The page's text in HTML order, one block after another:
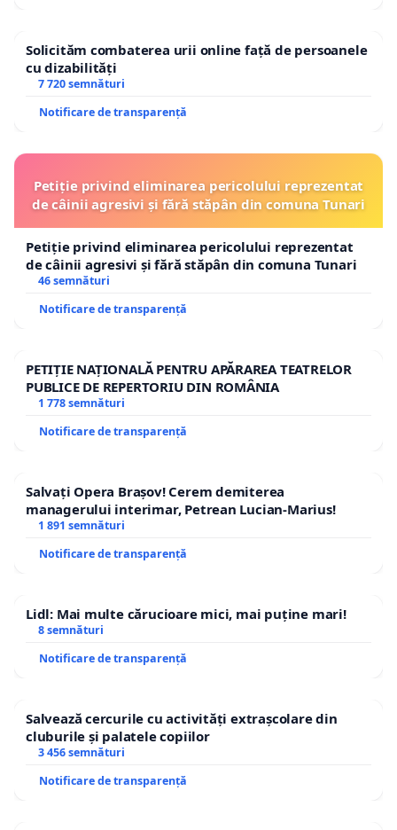
Solicităm combaterea urii online față de persoanele
cu dizabilități
7 720 semnături
Notificare de transparență
Petiție privind eliminarea pericolului reprezentat
de câinii agresivi și fără stăpân din comuna Tunari
Petiție privind eliminarea pericolului reprezentat
de câinii agresivi și fără stăpân din comuna Tunari
46 semnături
Notificare de transparență
PETIȚIE NAȚIONALĂ PENTRU APĂRAREA TEATRELOR
PUBLICE DE REPERTORIU DIN ROMÂNIA
1 778 semnături
Notificare de transparență
Salvați Opera Brașov! Cerem demiterea
managerului interimar, Petrean Lucian-Marius!
1 891 semnături
Notificare de transparență
Lidl: Mai multe cărucioare mici, mai puține mari!
8 semnături
Notificare de transparență
Salvează cercurile cu activități extrașcolare din
cluburile și palatele copiilor
3 456 semnături
Notificare de transparență